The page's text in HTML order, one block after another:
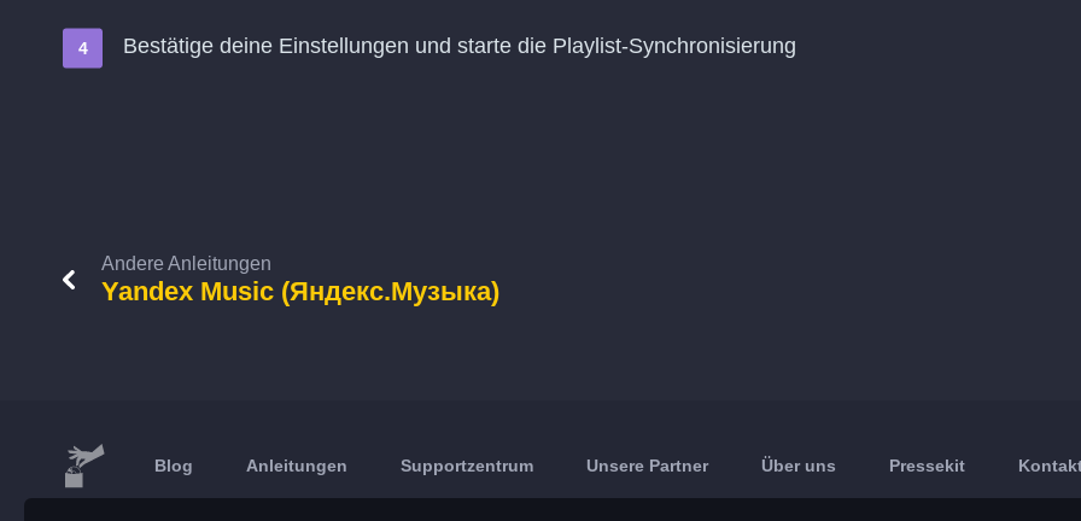
Bestätige deine Einstellungen und starte die Playlist-Synchronisierung
Andere Anleitungen
Yandex Music (Яндекс.Музыка)
Blog Anleitungen Supportzentrum Unsere Partner Über uns Pressekit